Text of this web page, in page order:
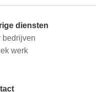
diensten
bedrijven
werk